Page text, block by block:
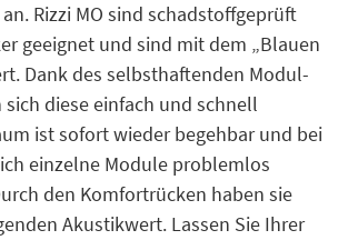
Rizzi MO sind schadstoffgeprüft
geeignet und sind mit dem „Blauen
Dank des selbsthaftenden Modul-
sich diese einfach und schnell
ist sofort wieder begehbar und bei
einzelne Module problemlos
den Komfortrücken haben sie
Akustikwert. Lassen Sie Ihrer